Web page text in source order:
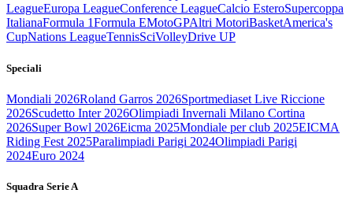
LeagueEuropa LeagueConference LeagueCalcio EsteroSupercoppa
ItalianaFormula 1Formula EMotoGPAltri MotoriBasketAmerica's
CupNations LeagueTennisSciVolleyDrive UP
Speciali
Mondiali 2026Roland Garros 2026Sportmediaset Live Riccione
2026Scudetto Inter 2026Olimpiadi Invernali Milano Cortina
2026Super Bowl 2026Eicma 2025Mondiale per club 2025EICMA
Riding Fest 2025Paralimpiadi Parigi 2024Olimpiadi Parigi
2024Euro 2024
Squadra Serie A